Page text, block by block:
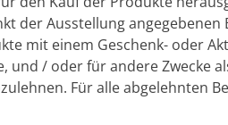
der Ausstellung angegebenen
mit einem Geschenk- oder
und / oder für andere Zwecke
Für alle abgelehnten